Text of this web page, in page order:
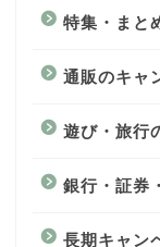
特集・まと
通販のキャ
遊び・旅行
銀行・証券
長期キャン